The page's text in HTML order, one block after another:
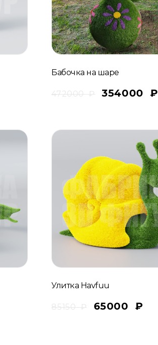
Бабочка на шаре
472000₽ 354000 ₽
Улитка Havfuu
85150₽ 65000 ₽